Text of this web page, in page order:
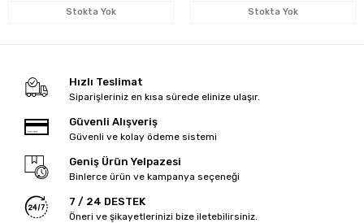
Stokta Yok Stokta Yok
Hızlı Teslimat
Siparişleriniz en kısa sürede elinize ulaşır.
Güvenli Alışveriş
Güvenli ve kolay ödeme sistemi
Geniş Ürün Yelpazesi
Binlerce ürün ve kampanya seçeneği
7 / 24 DESTEK
Öneri ve şikayetlerinizi bize iletebilirsiniz.